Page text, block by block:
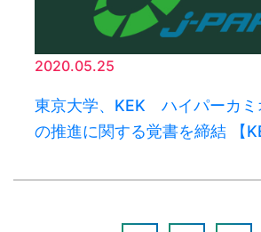
2020.05.25
東京大学、KEK ハイパーカミ
の推進に関する覚書を締結 【